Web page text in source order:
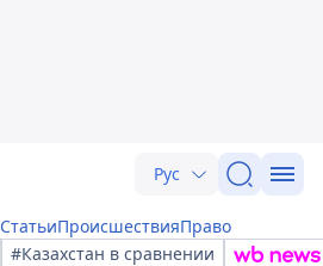
Рус
СтатьиПроисшествияПраво
#Казахстан в сравнении